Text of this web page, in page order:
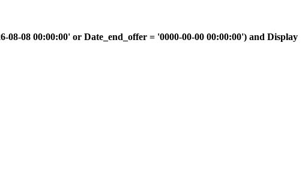
08 00:00:00' or Date_end_offer = '0000-00-00 00:00:00') and Display